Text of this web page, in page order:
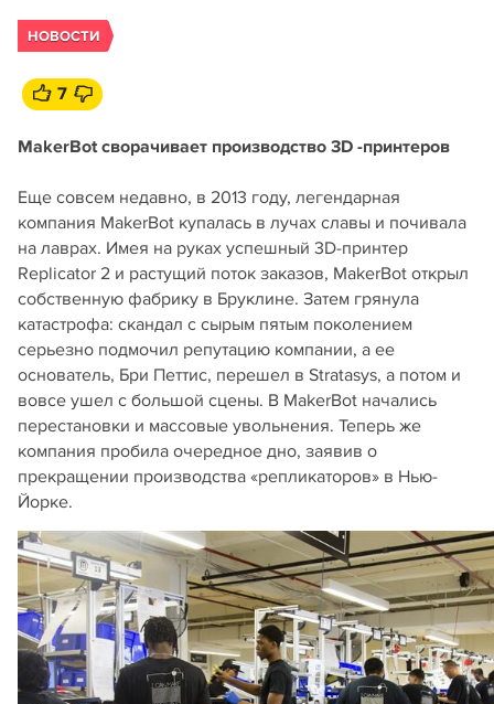
НОВОСТИ
7
MakerBot сворачивает производство 3D -принтеров
Еще совсем недавно, в 2013 году, легендарная
компания MakerBot купалась в лучах славы и почивала
на лаврах. Имея на руках успешный 3D-принтер
Replicator 2 и растущий поток заказов, MakerBot открыл
собственную фабрику в Бруклине. Затем грянула
катастрофа: скандал с сырым пятым поколением
серьезно подмочил репутацию компании, а ее
основатель, Бри Петтис, перешел в Stratasys, а потом и
вовсе ушел с большой сцены. В MakerBot начались
перестановки и массовые увольнения. Теперь же
компания пробила очередное дно, заявив о
прекращении производства «репликаторов» в Нью-
Йорке.